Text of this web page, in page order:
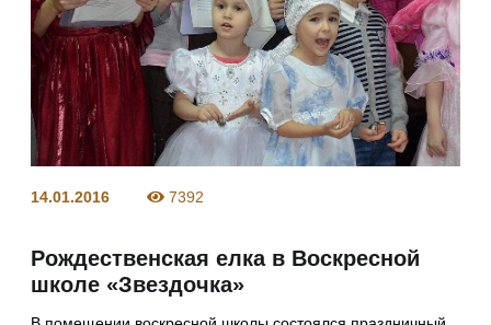
14.01.2016 7392
Рождественская елка в Воскресной
школе «Звездочка»